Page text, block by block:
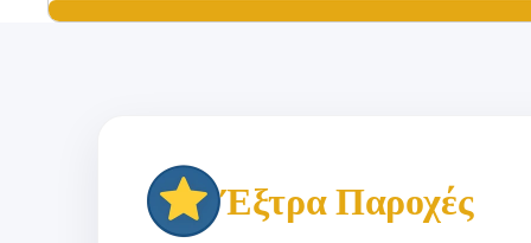
Έξτρα Παροχές